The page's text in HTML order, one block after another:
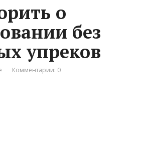
о
без
упреков
Комментарии: 0